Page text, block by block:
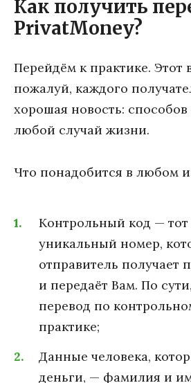
Как получить
PrivatMoney?
Перейдём к практике. Этот
пожалуй, каждого
хорошая новость:
любой случай жизни.
Что понадобится в любом
Контрольный код —
уникальный номер,
отправитель
и передаёт Вам. По
перевод по
практике;
Данные человека,
деньги, — фамилия и